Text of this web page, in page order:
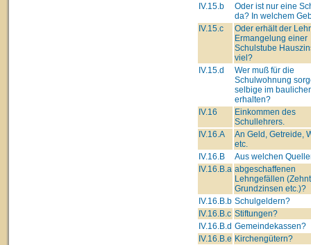
IV.15.b
Oder ist nur eine
da? In welchem
IV.15.c
Oder erhält der
Ermangelung einer
Schulstube
viel?
IV.15.d
Wer muß für die
Schulwohnung
selbige im
erhalten?
IV.16
Einkommen des
Schullehrers.
IV.16.A
An Geld, Getreide,
etc.
IV.16.B
Aus welchen
IV.16.B.a abgeschaffenen
Lehngefällen
Grundzinsen etc.)?
IV.16.B.b Schulgeldern?
IV.16.B.c Stiftungen?
IV.16.B.d Gemeindekassen?
IV.16.B.e Kirchengütern?